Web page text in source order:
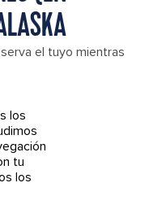
el tuyo mientras
los
tu
los